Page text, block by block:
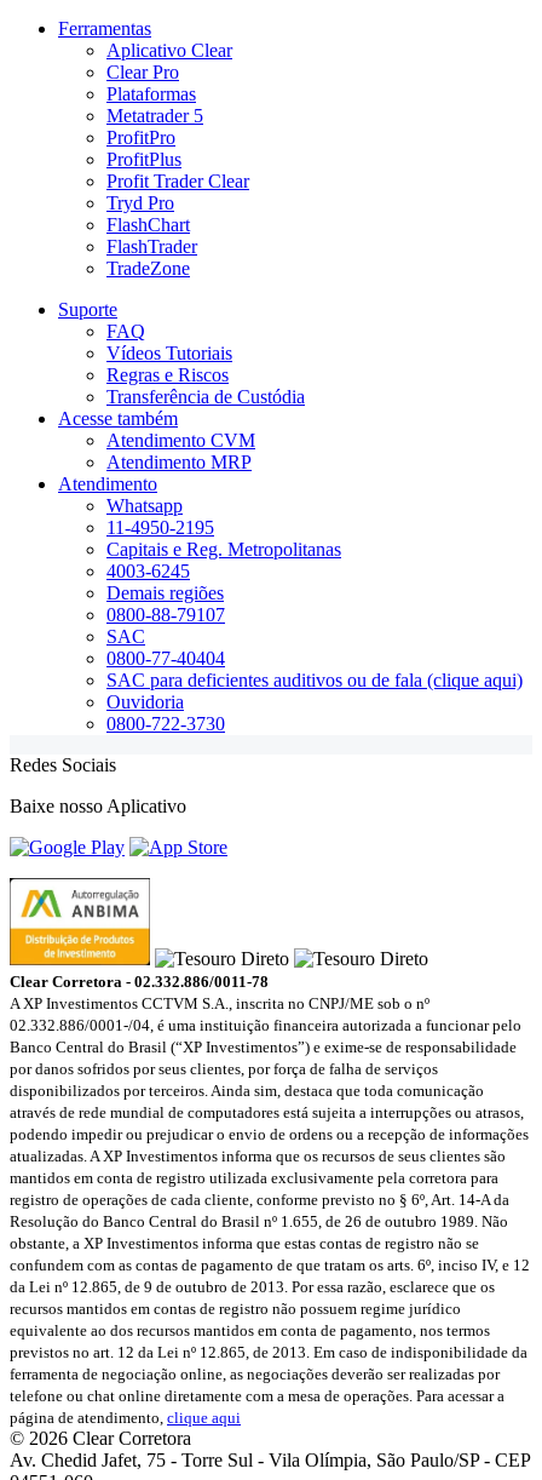
Ferramentas
Aplicativo Clear
Clear Pro
Plataformas
Metatrader 5
ProfitPro
ProfitPlus
Profit Trader Clear
Tryd Pro
FlashChart
FlashTrader
TradeZone
Suporte
FAQ
Vídeos Tutoriais
Regras e Riscos
Transferência de Custódia
Acesse também
Atendimento CVM
Atendimento MRP
Atendimento
Whatsapp
11-4950-2195
Capitais e Reg. Metropolitanas
4003-6245
Demais regiões
0800-88-79107
SAC
0800-77-40404
SAC para deficientes auditivos ou de fala (clique aqui)
Ouvidoria
0800-722-3730
Redes Sociais
Baixe nosso Aplicativo
Clear Corretora - 02.332.886/0011-78
A XP Investimentos CCTVM S.A., inscrita no CNPJ/ME sob o nº
02.332.886/0001-/­04, é uma instituição financeira autorizada a funcionar pelo
Banco Central do Brasil (“XP Investimentos”) e exime-se de responsabilidade
por danos sofridos por seus clientes, por força de falha de serviços
disponibilizados por terceiros. Ainda sim, destaca que toda comunicação
através de rede mundial de computadores está sujeita a interrupções ou atrasos,
podendo impedir ou prejudicar o envio de ordens ou a recepção de informações
atualizadas. A XP Investimentos informa que os recursos de seus clientes são
mantidos em conta de registro utilizada exclusivamente pela corretora para
registro de operações de cada cliente, conforme previsto no § 6º, Art. 14-A da
Resolução do Banco Central do Brasil nº 1.655, de 26 de outubro 1989. Não
obstante, a XP Investimentos informa que estas contas de registro não se
confundem com as contas de pagamento de que tratam os arts. 6º, inciso IV, e 12
da Lei nº 12.865, de 9 de outubro de 2013. Por essa razão, esclarece que os
recursos mantidos em contas de registro não possuem regime jurídico
equivalente ao dos recursos mantidos em conta de pagamento, nos termos
previstos no art. 12 da Lei nº 12.865, de 2013. Em caso de indisponibilidade da
ferramenta de negociação online, as negociações deverão ser realizadas por
telefone ou chat online diretamente com a mesa de operações. Para acessar a
página de atendimento, clique aqui
© 2026 Clear Corretora
Av. Chedid Jafet, 75 - Torre Sul - Vila Olímpia, São Paulo/SP - CEP